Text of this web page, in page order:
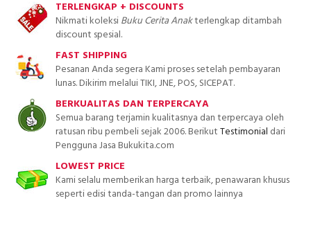
TERLENGKAP + DISCOUNTS
Nikmati koleksiBuku Cerita Anakterlengkap ditambah
discount spesial.
FAST SHIPPING
Pesanan Anda segera Kami proses setelah pembayaran
lunas. Dikirim melalui TIKI, JNE, POS, SICEPAT.
BERKUALITAS DAN TERPERCAYA
Semua barang terjamin kualitasnya dan terpercaya oleh
ratusan ribu pembeli sejak 2006. BerikutTestimonial dari
Pengguna Jasa Bukukita.com
LOWEST PRICE
Kami selalu memberikan harga terbaik, penawaran khusus
seperti edisi tanda-tangan dan promo lainnya